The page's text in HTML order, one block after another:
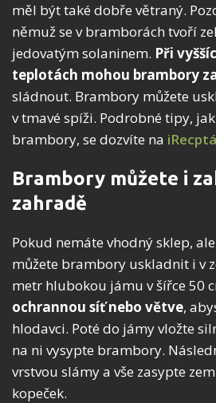
měl být také dobře větraný.
němuž se v bramborách tvoří
jedovatým solaninem. Při
teplotách mohou brambory
sládnout. Brambory můžete
v tmavé spíži. Podrobné tipy,
brambory, se dozvíte na
Brambory můžete i
zahradě
Pokud nemáte vhodný sklep,
můžete brambory uskladnit i v
metr hlubokou jámu v šířce 50
ochrannou síť nebo větve,
hlodavci. Poté do jámy vložte
na ni vysypte brambory.
vrstvou slámy a vše zasypte
kopeček.